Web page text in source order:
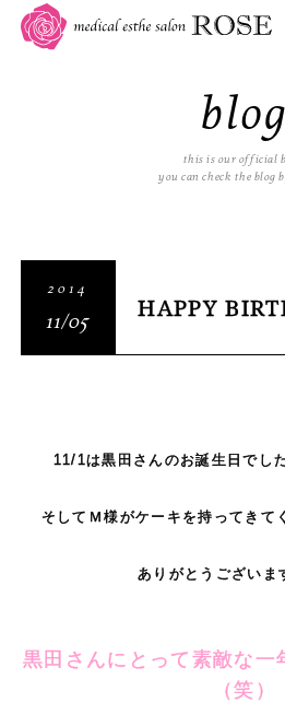
blog
this is our official
you can check the blog
2014
11/05 HAPPY
11/1は黒田さんのお誕生日でし
そしてＭ様がケーキを持ってきて
ありがとうございま
黒田さんにとって素敵な一
（笑）